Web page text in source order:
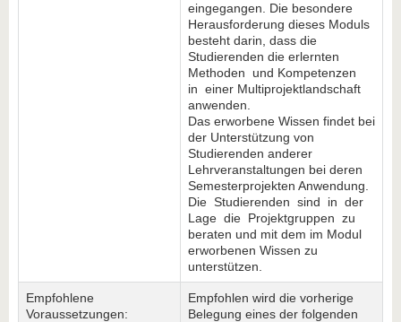
eingegangen. Die besondere
Herausforderung dieses Moduls
besteht darin, dass die
Studierenden die erlernten
Methoden und Kompetenzen
in einer Multiprojektlandschaft
anwenden.
Das erworbene Wissen findet bei
der Unterstützung von
Studierenden anderer
Lehrveranstaltungen bei deren
Semesterprojekten Anwendung.
Die Studierenden sind in der
Lage die Projektgruppen zu
beraten und mit dem im Modul
erworbenen Wissen zu
unterstützen.
Empfohlene
Voraussetzungen:
Empfohlen wird die vorherige
Belegung eines der folgenden